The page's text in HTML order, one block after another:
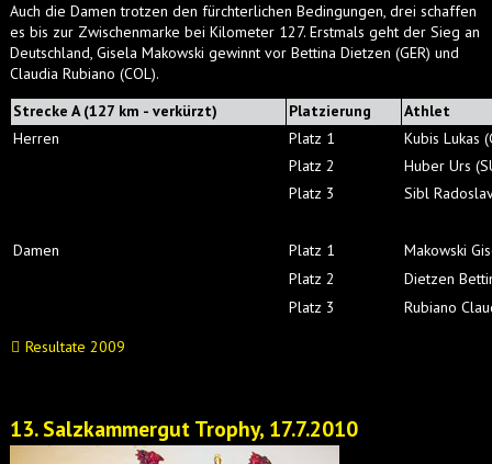
Auch die Damen trotzen den fürchterlichen Bedingungen, drei schaffen
es bis zur Zwischenmarke bei Kilometer 127. Erstmals geht der Sieg an
Deutschland, Gisela Makowski gewinnt vor Bettina Dietzen (GER) und
Claudia Rubiano (COL).
Strecke A (127 km - verkürzt)
Platzierung
Athlet
Herren
Platz 1
Kubis Lukas
Platz 2
Huber Urs
Platz 3
Sibl
Damen Platz 1
Makowski
Platz 2
Dietzen
Platz 3
Rubiano
Resultate 2009
13. Salzkammergut Trophy, 17.7.2010